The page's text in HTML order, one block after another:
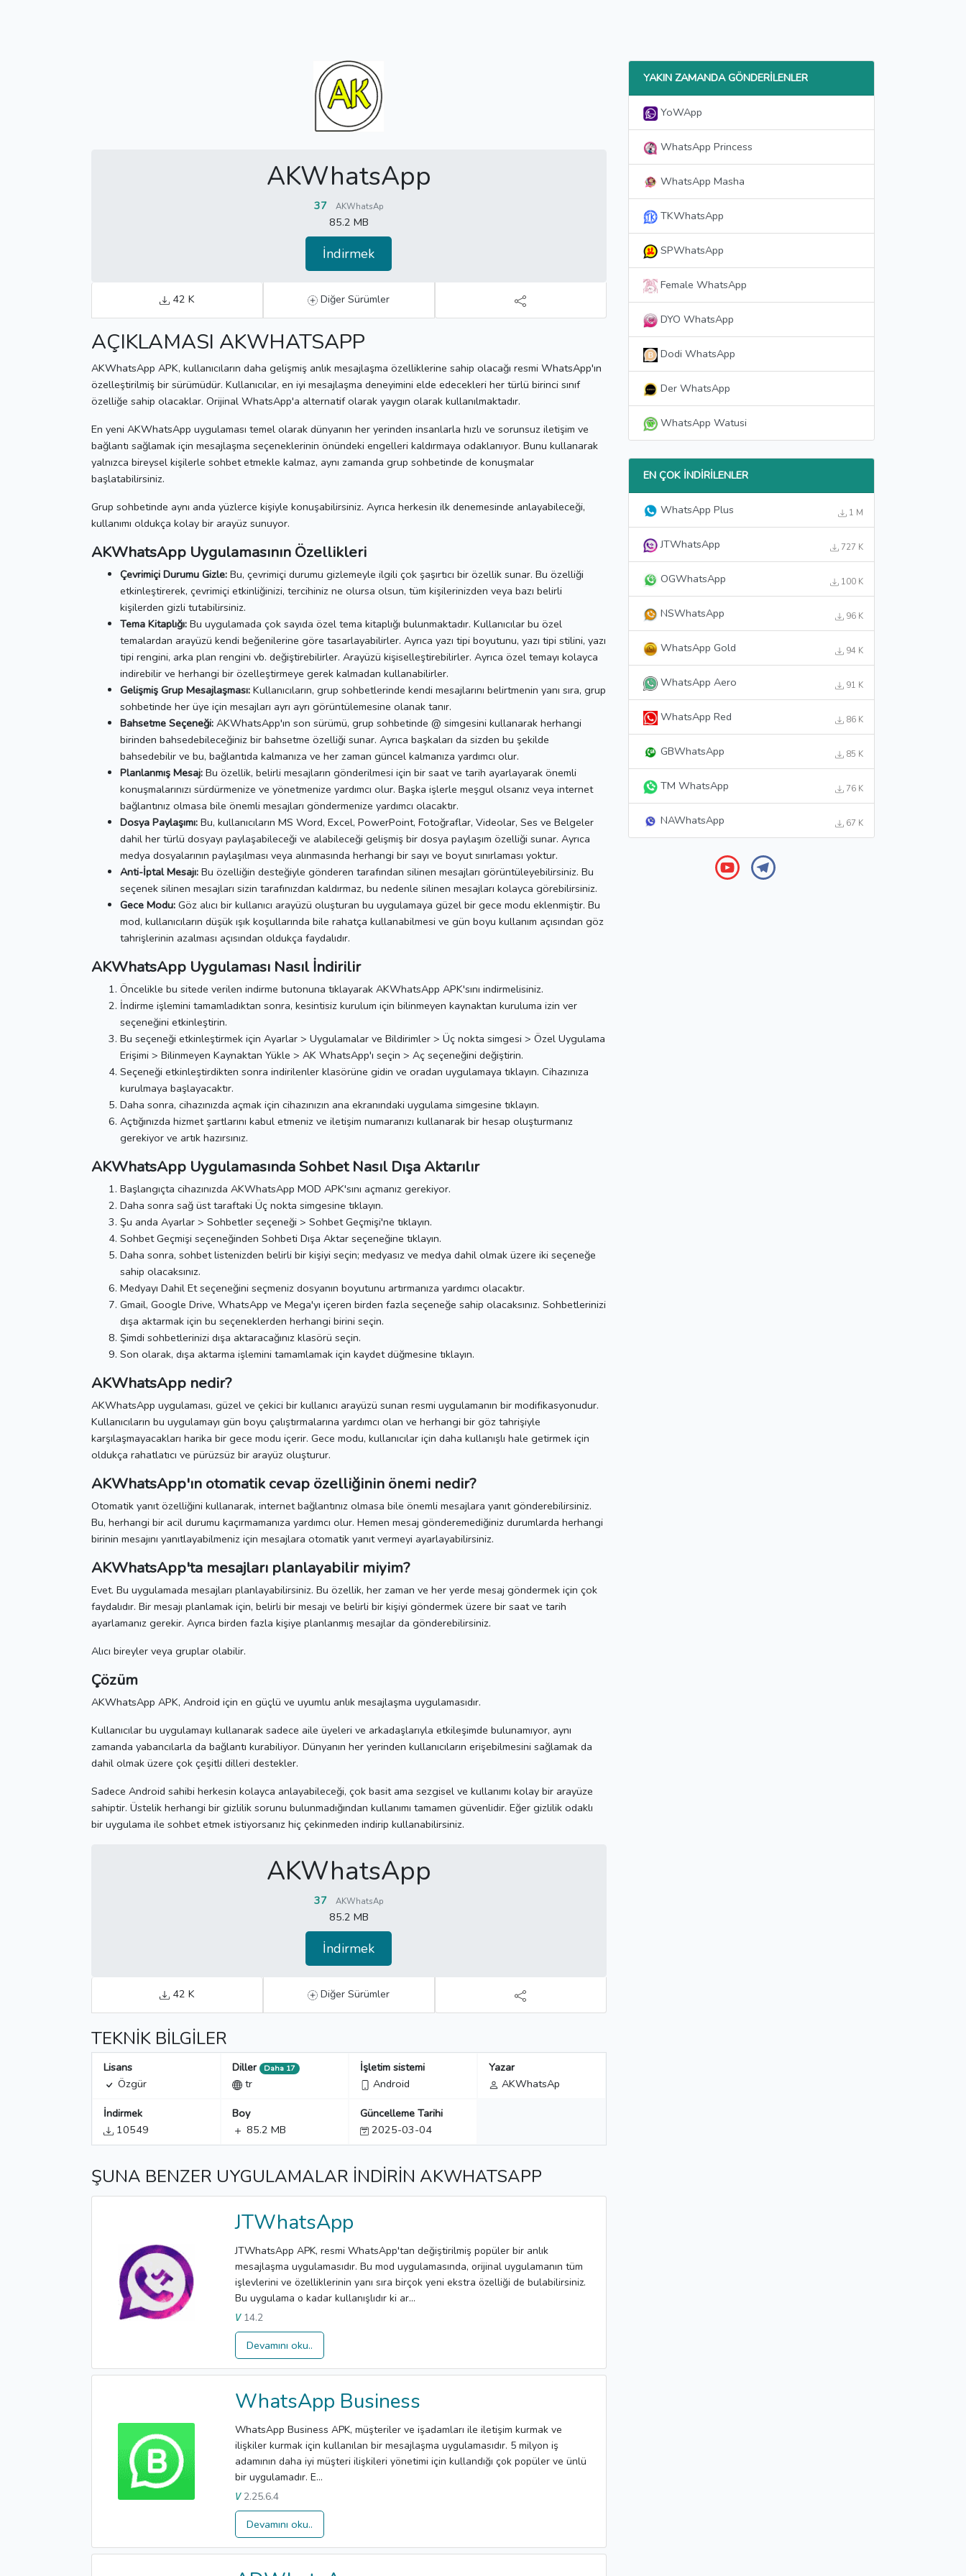
AKWhatsApp
37 AKWhatsAp
85.2 MB
İndirmek
42 K Diğer Sürümler
AÇIKLAMASI AKWHATSAPP
AKWhatsApp APK, kullanıcıların daha gelişmiş anlık mesajlaşma özelliklerine sahip olacağı resmi WhatsApp'ın
özelleştirilmiş bir sürümüdür. Kullanıcılar, en iyi mesajlaşma deneyimini elde edecekleri her türlü birinci sınıf
özelliğe sahip olacaklar. Orijinal WhatsApp'a alternatif olarak yaygın olarak kullanılmaktadır.
En yeni AKWhatsApp uygulaması temel olarak dünyanın her yerinden insanlarla hızlı ve sorunsuz iletişim ve
bağlantı sağlamak için mesajlaşma seçeneklerinin önündeki engelleri kaldırmaya odaklanıyor. Bunu kullanarak
yalnızca bireysel kişilerle sohbet etmekle kalmaz, aynı zamanda grup sohbetinde de konuşmalar
başlatabilirsiniz.
Grup sohbetinde aynı anda yüzlerce kişiyle konuşabilirsiniz. Ayrıca herkesin ilk denemesinde anlayabileceği,
kullanımı oldukça kolay bir arayüz sunuyor.
AKWhatsApp Uygulamasının Özellikleri
Çevrimiçi Durumu Gizle: Bu, çevrimiçi durumu gizlemeyle ilgili çok şaşırtıcı bir özellik sunar. Bu özelliği
etkinleştirerek, çevrimiçi etkinliğinizi, tercihiniz ne olursa olsun, tüm kişilerinizden veya bazı belirli
kişilerden gizli tutabilirsiniz.
Tema Kitaplığı: Bu uygulamada çok sayıda özel tema kitaplığı bulunmaktadır. Kullanıcılar bu özel
temalardan arayüzü kendi beğenilerine göre tasarlayabilirler. Ayrıca yazı tipi boyutunu, yazı tipi stilini, yazı
tipi rengini, arka plan rengini vb. değiştirebilirler. Arayüzü kişiselleştirebilirler. Ayrıca özel temayı kolayca
indirebilir ve herhangi bir özelleştirmeye gerek kalmadan kullanabilirler.
Gelişmiş Grup Mesajlaşması: Kullanıcıların, grup sohbetlerinde kendi mesajlarını belirtmenin yanı sıra, grup
sohbetinde her üye için mesajları ayrı ayrı görüntülemesine olanak tanır.
Bahsetme Seçeneği: AKWhatsApp'ın son sürümü, grup sohbetinde @ simgesini kullanarak herhangi
birinden bahsedebileceğiniz bir bahsetme özelliği sunar. Ayrıca başkaları da sizden bu şekilde
bahsedebilir ve bu, bağlantıda kalmanıza ve her zaman güncel kalmanıza yardımcı olur.
Planlanmış Mesaj: Bu özellik, belirli mesajların gönderilmesi için bir saat ve tarih ayarlayarak önemli
konuşmalarınızı sürdürmenize ve yönetmenize yardımcı olur. Başka işlerle meşgul olsanız veya internet
bağlantınız olmasa bile önemli mesajları göndermenize yardımcı olacaktır.
Dosya Paylaşımı: Bu, kullanıcıların MS Word, Excel, PowerPoint, Fotoğraflar, Videolar, Ses ve Belgeler
dahil her türlü dosyayı paylaşabileceği ve alabileceği gelişmiş bir dosya paylaşım özelliği sunar. Ayrıca
medya dosyalarının paylaşılması veya alınmasında herhangi bir sayı ve boyut sınırlaması yoktur.
Anti-İptal Mesajı: Bu özelliğin desteğiyle gönderen tarafından silinen mesajları görüntüleyebilirsiniz. Bu
seçenek silinen mesajları sizin tarafınızdan kaldırmaz, bu nedenle silinen mesajları kolayca görebilirsiniz.
Gece Modu: Göz alıcı bir kullanıcı arayüzü oluşturan bu uygulamaya güzel bir gece modu eklenmiştir. Bu
mod, kullanıcıların düşük ışık koşullarında bile rahatça kullanabilmesi ve gün boyu kullanım açısından göz
tahrişlerinin azalması açısından oldukça faydalıdır.
AKWhatsApp Uygulaması Nasıl İndirilir
Öncelikle bu sitede verilen indirme butonuna tıklayarak AKWhatsApp APK'sını indirmelisiniz.
İndirme işlemini tamamladıktan sonra, kesintisiz kurulum için bilinmeyen kaynaktan kuruluma izin ver
seçeneğini etkinleştirin.
Bu seçeneği etkinleştirmek için Ayarlar > Uygulamalar ve Bildirimler > Üç nokta simgesi > Özel Uygulama
Erişimi > Bilinmeyen Kaynaktan Yükle > AK WhatsApp'ı seçin > Aç seçeneğini değiştirin.
Seçeneği etkinleştirdikten sonra indirilenler klasörüne gidin ve oradan uygulamaya tıklayın. Cihazınıza
kurulmaya başlayacaktır.
Daha sonra, cihazınızda açmak için cihazınızın ana ekranındaki uygulama simgesine tıklayın.
Açtığınızda hizmet şartlarını kabul etmeniz ve iletişim numaranızı kullanarak bir hesap oluşturmanız
gerekiyor ve artık hazırsınız.
AKWhatsApp Uygulamasında Sohbet Nasıl Dışa Aktarılır
Başlangıçta cihazınızda AKWhatsApp MOD APK'sını açmanız gerekiyor.
Daha sonra sağ üst taraftaki Üç nokta simgesine tıklayın.
Şu anda Ayarlar > Sohbetler seçeneği > Sohbet Geçmişi'ne tıklayın.
Sohbet Geçmişi seçeneğinden Sohbeti Dışa Aktar seçeneğine tıklayın.
Daha sonra, sohbet listenizden belirli bir kişiyi seçin; medyasız ve medya dahil olmak üzere iki seçeneğe
sahip olacaksınız.
Medyayı Dahil Et seçeneğini seçmeniz dosyanın boyutunu artırmanıza yardımcı olacaktır.
Gmail, Google Drive, WhatsApp ve Mega'yı içeren birden fazla seçeneğe sahip olacaksınız. Sohbetlerinizi
dışa aktarmak için bu seçeneklerden herhangi birini seçin.
Şimdi sohbetlerinizi dışa aktaracağınız klasörü seçin.
Son olarak, dışa aktarma işlemini tamamlamak için kaydet düğmesine tıklayın.
AKWhatsApp nedir?
AKWhatsApp uygulaması, güzel ve çekici bir kullanıcı arayüzü sunan resmi uygulamanın bir modifikasyonudur.
Kullanıcıların bu uygulamayı gün boyu çalıştırmalarına yardımcı olan ve herhangi bir göz tahrişiyle
karşılaşmayacakları harika bir gece modu içerir. Gece modu, kullanıcılar için daha kullanışlı hale getirmek için
oldukça rahatlatıcı ve pürüzsüz bir arayüz oluşturur.
AKWhatsApp'ın otomatik cevap özelliğinin önemi nedir?
Otomatik yanıt özelliğini kullanarak, internet bağlantınız olmasa bile önemli mesajlara yanıt gönderebilirsiniz.
Bu, herhangi bir acil durumu kaçırmamanıza yardımcı olur. Hemen mesaj gönderemediğiniz durumlarda herhangi
birinin mesajını yanıtlayabilmeniz için mesajlara otomatik yanıt vermeyi ayarlayabilirsiniz.
AKWhatsApp'ta mesajları planlayabilir miyim?
Evet. Bu uygulamada mesajları planlayabilirsiniz. Bu özellik, her zaman ve her yerde mesaj göndermek için çok
faydalıdır. Bir mesajı planlamak için, belirli bir mesajı ve belirli bir kişiyi göndermek üzere bir saat ve tarih
ayarlamanız gerekir. Ayrıca birden fazla kişiye planlanmış mesajlar da gönderebilirsiniz.
Alıcı bireyler veya gruplar olabilir.
Çözüm
AKWhatsApp APK, Android için en güçlü ve uyumlu anlık mesajlaşma uygulamasıdır.
Kullanıcılar bu uygulamayı kullanarak sadece aile üyeleri ve arkadaşlarıyla etkileşimde bulunamıyor, aynı
zamanda yabancılarla da bağlantı kurabiliyor. Dünyanın her yerinden kullanıcıların erişebilmesini sağlamak da
dahil olmak üzere çok çeşitli dilleri destekler.
Sadece Android sahibi herkesin kolayca anlayabileceği, çok basit ama sezgisel ve kullanımı kolay bir arayüze
sahiptir. Üstelik herhangi bir gizlilik sorunu bulunmadığından kullanımı tamamen güvenlidir. Eğer gizlilik odaklı
bir uygulama ile sohbet etmek istiyorsanız hiç çekinmeden indirip kullanabilirsiniz.
AKWhatsApp
37 AKWhatsAp
85.2 MB
İndirmek
42 K Diğer Sürümler
TEKNIK BILGILER
Lisans
Özgür
Diller Daha 17
tr
İşletim sistemi
Android
Yazar
AKWhatsAp
İndirmek
10549
Boy
85.2 MB
Güncelleme Tarihi
2025-03-04
ŞUNA BENZER UYGULAMALAR İNDIRIN AKWHATSAPP
JTWhatsApp
JTWhatsApp APK, resmi WhatsApp'tan değiştirilmiş popüler bir anlık
mesajlaşma uygulamasıdır. Bu mod uygulamasında, orijinal uygulamanın tüm
işlevlerini ve özelliklerinin yanı sıra birçok yeni ekstra özelliği de bulabilirsiniz.
Bu uygulama o kadar kullanışlıdır ki ar...
V14.2
Devamını oku..
WhatsApp Business
WhatsApp Business APK, müşteriler ve işadamları ile iletişim kurmak ve
ilişkiler kurmak için kullanılan bir mesajlaşma uygulamasıdır. 5 milyon iş
adamının daha iyi müşteri ilişkileri yönetimi için kullandığı çok popüler ve ünlü
bir uygulamadır. E...
V2.25.6.4
Devamını oku..
YAKIN ZAMANDA GÖNDERILENLER
YoWApp
WhatsApp Princess
WhatsApp Masha
TKWhatsApp
SPWhatsApp
Female WhatsApp
DYO WhatsApp
Dodi WhatsApp
Der WhatsApp
WhatsApp Watusi
EN ÇOK İNDIRILENLER
WhatsApp Plus 1 M
JTWhatsApp 727 K
OGWhatsApp 100 K
NSWhatsApp 96 K
WhatsApp Gold 94 K
WhatsApp Aero 91 K
WhatsApp Red 86 K
GBWhatsApp 85 K
TM WhatsApp 76 K
NAWhatsApp 67 K